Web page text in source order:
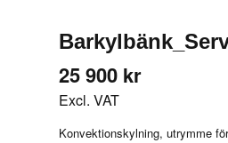
25 900 kr
Excl. VAT
Konvektionskylning, utrymme